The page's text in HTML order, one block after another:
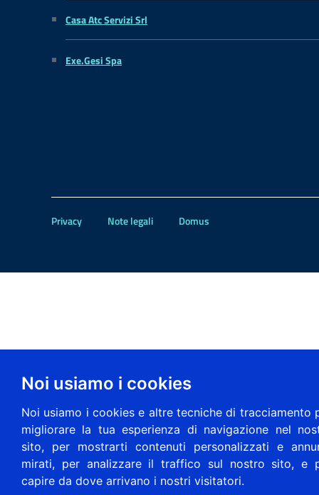
Noi usiamo i cookies
Noi usiamo i cookies e altre tecniche di tracciamento
migliorare la tua esperienza di navigazione nel
sito, per mostrarti contenuti personalizzati e
mirati, per analizzare il traffico sul nostro sito, e
capire da dove arrivano i nostri visitatori.
Casa Atc Servizi Srl
Exe.Gesi Spa
Privacy Note legali Domus